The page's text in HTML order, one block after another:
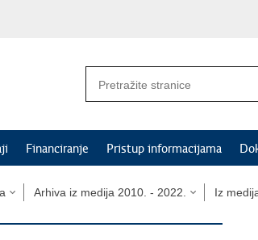
Financiranje Pristup informacijama
Arhiva iz medija 2010. - 2022. Iz